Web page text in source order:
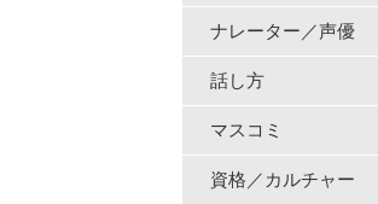
ナレーター／声優
話し方
マスコミ
資格／カルチャー